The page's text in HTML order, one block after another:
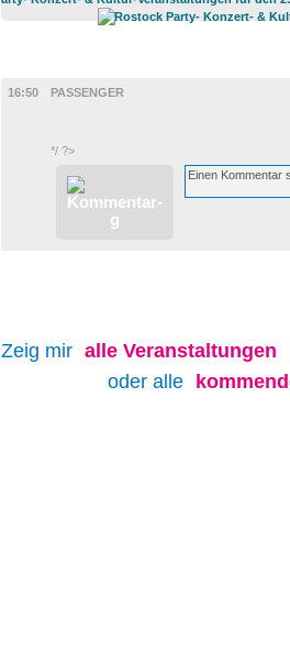
16:50
PASSENGER
*/ ?>
Zeig mir alle Veranstaltungen
oder alle